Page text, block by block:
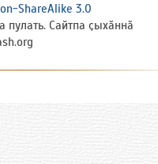
ShareAlike 3.0
Сайтпа ҫыхӑннӑ